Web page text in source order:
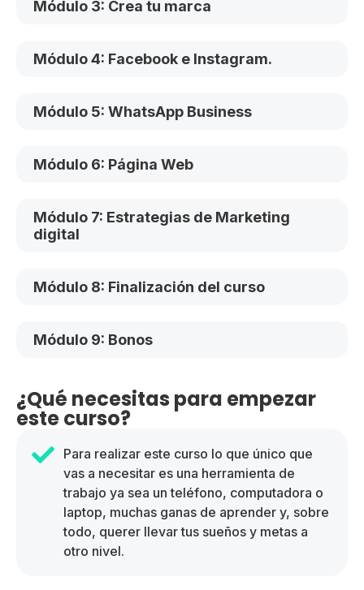
Módulo 3: Crea tu marca
Módulo 4: Facebook e Instagram.
Módulo 5: WhatsApp Business
Módulo 6: Página Web
Módulo 7: Estrategias de Marketing
digital
Módulo 8: Finalización del curso
Módulo 9: Bonos
¿Qué necesitas para empezar
este curso?
Para realizar este curso lo que único que
vas a necesitar es una herramienta de
trabajo ya sea un teléfono, computadora o
laptop, muchas ganas de aprender y, sobre
todo, querer llevar tus sueños y metas a
otro nivel.